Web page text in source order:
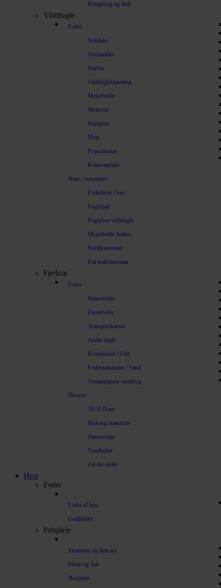
Rengøring og duft
Vildtfugle
Foder
Solsikke
Jordnødder
Hørfrø
Vildtfugleblanding
Mejsebolde
Melorme
Hampfrø
Majs
Peanutbutter
Kokosnødder
Huse / automater
Foderbræt / hus
Fuglebad
Fuglehus vildtfugle
Mejsebolde holder
Nøddeautomat
Frø foderautomat
Fjerkræ
Foder
Hønsefoder
Fasanfoder
Transportkasser
Andre fugle
Kosttilskud / Utøj
Foderautomater / Vand
Varmelegeme vandtrug
Diverse
Alt til Duer
Redeæg /materiale
Hønseringe
Vandbaljer
Alt det andet
Hest
Foder
Foder til hest
Godbidder
Pelspleje
Shampoo og Balsam
Mane og Tail
Hovpleje